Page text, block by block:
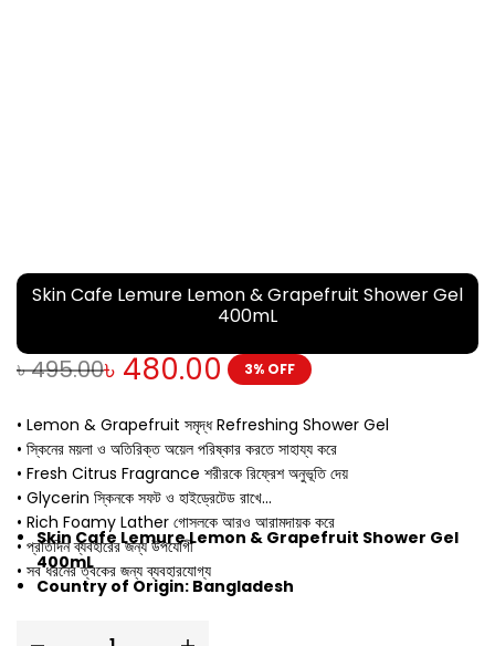
Skin Cafe Lemure Lemon & Grapefruit Shower Gel
400mL
৳495.00৳ 480.00 3% OFF
• Lemon & Grapefruit সমৃদ্ধ Refreshing Shower Gel
• স্কিনের ময়লা ও অতিরিক্ত অয়েল পরিষ্কার করতে সাহায্য করে
• Fresh Citrus Fragrance শরীরকে রিফ্রেশ অনুভূতি দেয়
• Glycerin স্কিনকে সফট ও হাইড্রেটেড রাখে
• Rich Foamy Lather গোসলকে আরও আরামদায়ক করে
• প্রতিদিন ব্যবহারের জন্য উপযোগী
• সব ধরনের ত্বকের জন্য ব্যবহারযোগ্য
Skin Cafe Lemure Lemon & Grapefruit Shower Gel
400mL
Country of Origin: Bangladesh